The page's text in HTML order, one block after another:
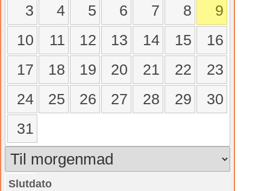
3
4 5 6 7 8
9
10
11 12 13 14 15
16
17
18 19 20 21 22
23
24
25 26 27 28 29
30
31
Slutdato